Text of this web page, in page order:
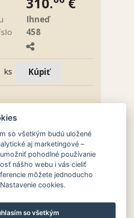
Ihneď
458
ks
>Hodiny
>Svietniky
súprava,
mosadzné
hodiny a pár
57 cm
so všetkým budú uložené
aj marketingové –
pohodlné používanie
nášho webu i vás cieliť
môžete jednoducho
cookies.
so všetkým